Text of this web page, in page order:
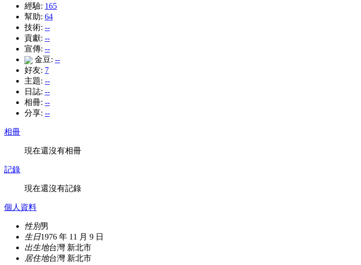
經驗: 165
幫助: 64
技術: --
貢獻: --
宣傳: --
金豆: --
好友: 7
主題: --
日誌: --
相冊: --
分享: --
相冊
現在還沒有相冊
記錄
現在還沒有記錄
個人資料
性別男
生日1976 年 11 月 9 日
出生地台灣 新北市
居住地台灣 新北市